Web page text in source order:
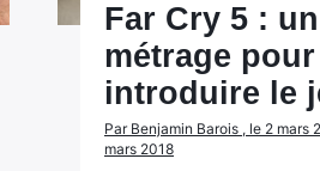
Far Cry 5 :
métrage pour
introduire le
Par Benjamin Barois , le 2 mars
mars 2018